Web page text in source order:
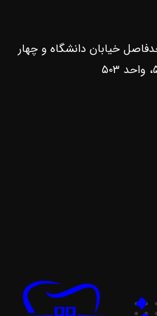
خیابان دانشگاه و چهار